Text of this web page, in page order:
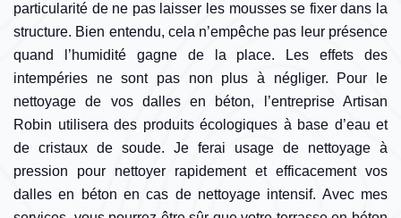
particularité de ne pas laisser les mousses se fixer dans la
structure. Bien entendu, cela n’empêche pas leur présence
quand l’humidité gagne de la place. Les effets des
intempéries ne sont pas non plus à négliger. Pour le
nettoyage de vos dalles en béton, l’entreprise Artisan
Robin utilisera des produits écologiques à base d’eau et
de cristaux de soude. Je ferai usage de nettoyage à
pression pour nettoyer rapidement et efficacement vos
dalles en béton en cas de nettoyage intensif. Avec mes